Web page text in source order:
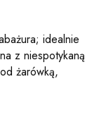
idealnie
z niespotykaną
żarówką,